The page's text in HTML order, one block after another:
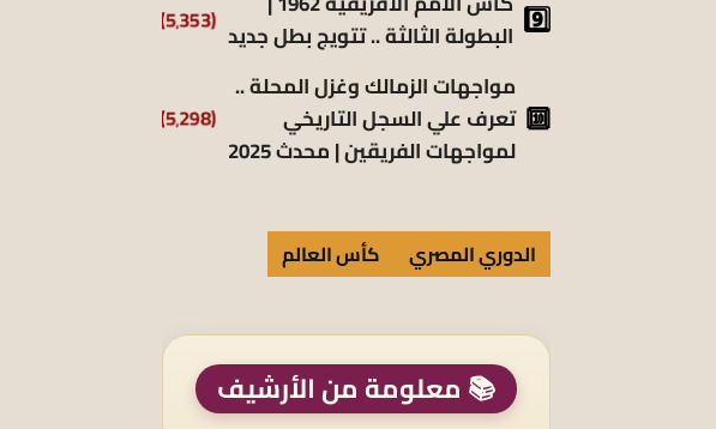
البطولة الثالثة .. تتويج بطل جديد (5٬353)
مواجهات الزمالك وغزل المحلة ..
تعرف علي السجل التاريخي
لمواجهات الفريقين | محدث 2025
(5٬298)
الدوري المصري كأس العالم
📚 معلومة من الأرشيف